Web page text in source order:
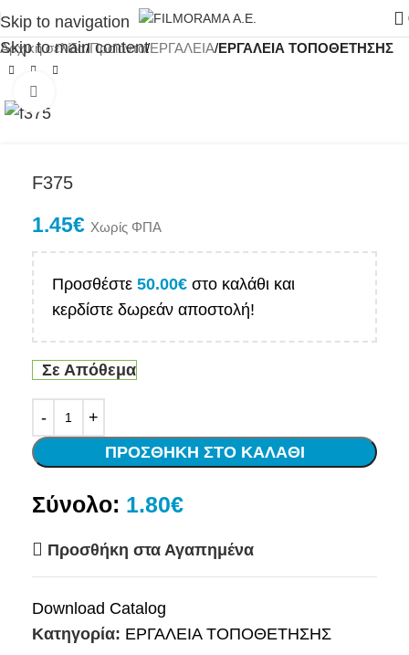
Skip to navigation
Skip to main content
Αρχική σελίδα Προϊόντα ΕΡΓΑΛΕΙΑ ΕΡΓΑΛΕΙΑ ΤΟΠΟΘΕΤΗΣΗΣ
F375
1.45€ Χωρίς ΦΠΑ
Προσθέστε 50.00€ στο καλάθι και
κερδίστε δωρεάν αποστολή!
Σε Απόθεμα
ΠΡΟΣΘΉΚΗ ΣΤΟ ΚΑΛΆΘΙ
Σύνολο: 1.80€
Προσθήκη στα Αγαπημένα
Download Catalog
Κατηγορία: ΕΡΓΑΛΕΙΑ ΤΟΠΟΘΕΤΗΣΗΣ